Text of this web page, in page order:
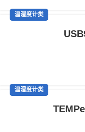
温湿度计类
温湿度计类